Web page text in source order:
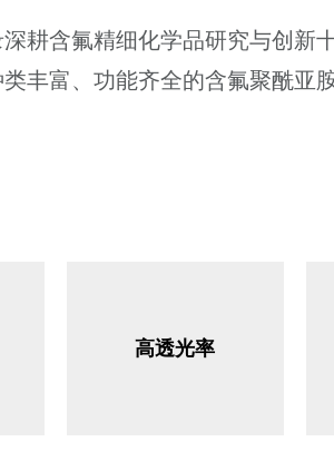
耕含氟精细化学品研究与创新
丰富、功能齐全的含氟聚酰亚
高透光率